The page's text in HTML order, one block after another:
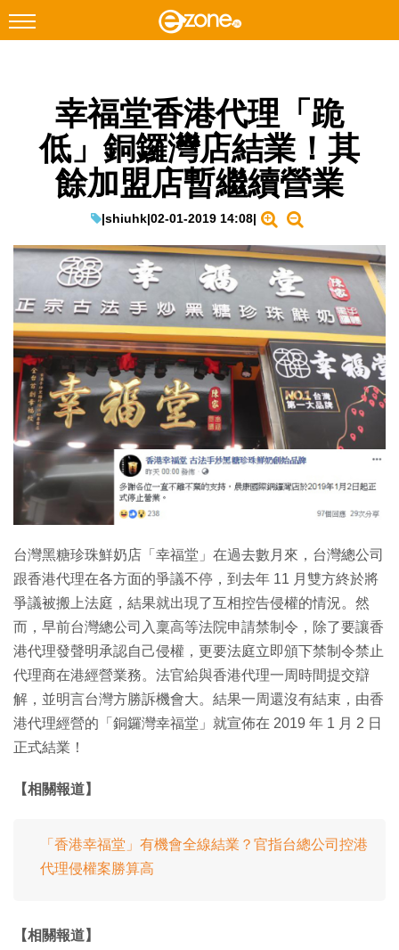
Facebook Instagram
科技焦點
網絡生活
教學評測
EduTech
IT Times
生成式AI與雲端應用
Enterprise Digital Transformation
特集
幸福堂香港代理「跪
低」銅鑼灣店結業！其
餘加盟店暫繼續營業
|shiuhk|02-01-2019 14:08|
台灣黑糖珍珠鮮奶店「幸福堂」在過去數月來，台灣總公司
跟香港代理在各方面的爭議不停，到去年 11 月雙方終於將
爭議被搬上法庭，結果就出現了互相控告侵權的情況。然
而，早前台灣總公司入稟高等法院申請禁制令，除了要讓香
港代理發聲明承認自己侵權，更要法庭立即頒下禁制令禁止
代理商在港經營業務。法官給與香港代理一周時間提交辯
解，並明言台灣方勝訴機會大。結果一周還沒有結束，由香
港代理經營的「銅鑼灣幸福堂」就宣佈在 2019 年 1 月 2 日
正式結業！
【相關報道】
「香港幸福堂」有機會全線結業？官指台總公司控港
代理侵權案勝算高
【相關報道】